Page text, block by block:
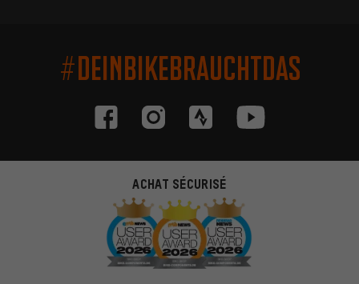
#DEINBIKEBRAUCHTDAS
ACHAT SÉCURISÉ